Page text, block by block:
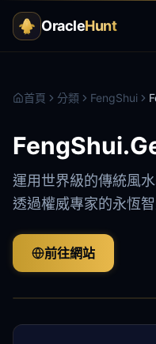
OracleHunt
首頁 分類 FengShui
運用世界級的傳統風
透過權威專家的永恆
前往網站